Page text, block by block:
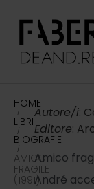
HOME
/
LIBRI
/
BIOGRAFIE
/
AMICO
FRAGILE
(1991)
Autore/i:
Editore:
Amico
André